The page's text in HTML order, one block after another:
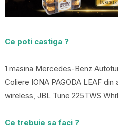
Ce poti castiga ?
1 masina Mercedes-Benz
Coliere IONA PAGODA LEAF
wireless, JBL Tune 225TWS
Ce trebuie sa faci ?